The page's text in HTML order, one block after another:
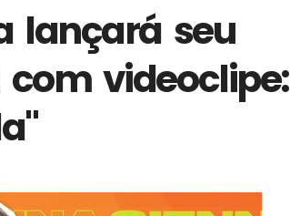
lançará seu
videoclipe: